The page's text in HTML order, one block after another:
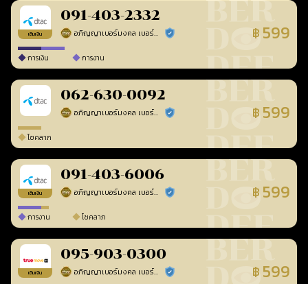
เติมเงิน
091-403-2332
อภิญญาเบอร์มงคล เบอร์สวยเลขศาสตร์ ร้านยืนยันแล้ว ฿ 599
การเงิน การงาน
062-630-0092
อภิญญาเบอร์มงคล เบอร์สวยเลขศาสตร์ ร้านยืนยันแล้ว ฿ 599
โชคลาภ
เติมเงิน
091-403-6006
อภิญญาเบอร์มงคล เบอร์สวยเลขศาสตร์ ร้านยืนยันแล้ว ฿ 599
การงาน โชคลาภ
เติมเงิน
095-903-0300
อภิญญาเบอร์มงคล เบอร์สวยเลขศาสตร์ ร้านยืนยันแล้ว ฿ 599